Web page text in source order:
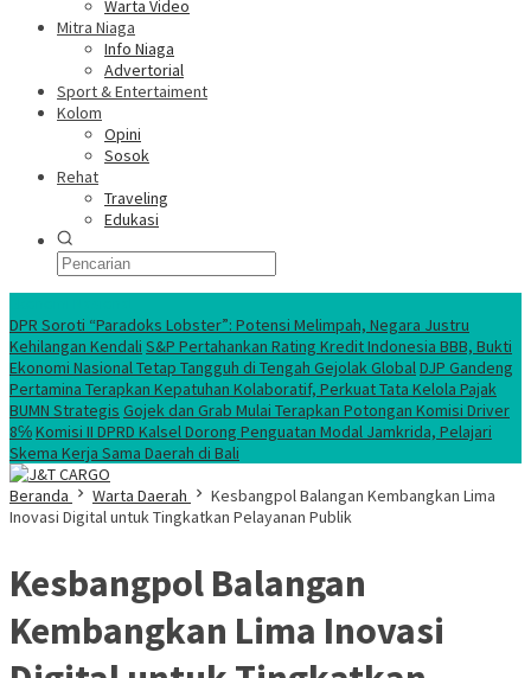
Warta Video
Mitra Niaga
Info Niaga
Advertorial
Sport & Entertaiment
Kolom
Opini
Sosok
Rehat
Traveling
Edukasi
DPR Soroti “Paradoks Lobster”: Potensi Melimpah, Negara Justru
Kehilangan Kendali S&P Pertahankan Rating Kredit Indonesia BBB, Bukti
Ekonomi Nasional Tetap Tangguh di Tengah Gejolak GlobalDJP Gandeng
Pertamina Terapkan Kepatuhan Kolaboratif, Perkuat Tata Kelola Pajak
BUMN Strategis Gojek dan Grab Mulai Terapkan Potongan Komisi Driver
8℅Komisi II DPRD Kalsel Dorong Penguatan Modal Jamkrida, Pelajari
Skema Kerja Sama Daerah di Bali
Beranda
Warta Daerah
Kesbangpol Balangan Kembangkan Lima
Inovasi Digital untuk Tingkatkan Pelayanan Publik
Kesbangpol Balangan
Kembangkan Lima Inovasi